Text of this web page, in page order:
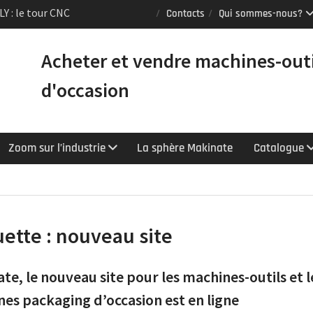
TW2600M GL
Mazak
du contrôle
Contacts Qui sommes-nous?
Acheter et vendre machines-
d'occasion
Zoom sur l’industrie La sphère Makinate Catalogue
: nouveau site
le nouveau site pour les machines-outils et
packaging d’occasion est en ligne